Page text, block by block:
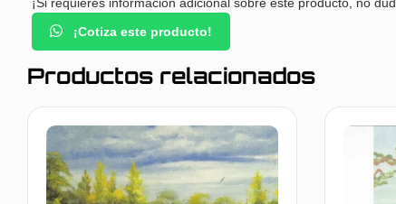
¡Cotiza este producto!
Productos relacionados